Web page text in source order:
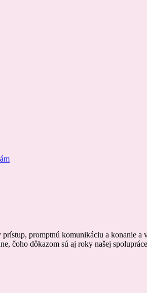
promptnú komunikáciu a konanie
čoho dôkazom sú aj roky našej